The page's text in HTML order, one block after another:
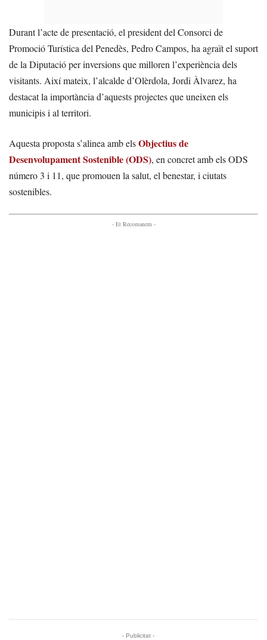
Durant l’acte de presentació, el president del Consorci de
Promoció Turística del Penedès, Pedro Campos, ha agraït el suport
de la Diputació per inversions que milloren l’experiència dels
visitants. Així mateix, l’alcalde d’Olèrdola, Jordi Àlvarez, ha
destacat la importància d’aquests projectes que uneixen els
municipis i al territori.
Aquesta proposta s’alinea amb elsObjectius de
Desenvolupament Sostenible (ODS), en concret amb els ODS
número 3 i 11, que promouen la salut, el benestar, i ciutats
sostenibles.
- Et Recomanem -
- Publicitat -